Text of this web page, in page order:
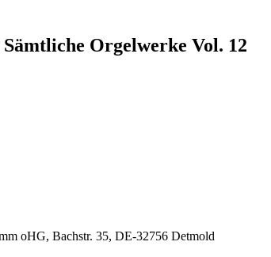
Orgelwerke Vol. 12
oHG, Bachstr. 35, DE-32756 Detmold